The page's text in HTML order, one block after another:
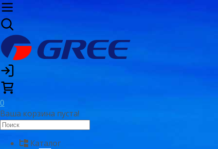
0
Ваша корзина пуста!
Каталог